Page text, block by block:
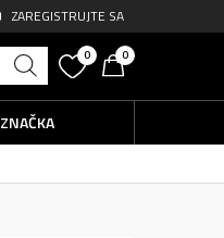
ZAREGISTRUJTE SA
0 0
ZNAČKA